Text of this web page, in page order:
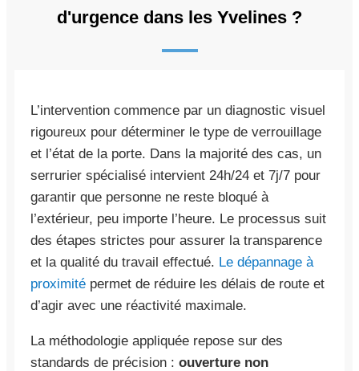
d'urgence dans les Yvelines ?
L’intervention commence par un diagnostic visuel
rigoureux pour déterminer le type de verrouillage
et l’état de la porte. Dans la majorité des cas, un
serrurier spécialisé intervient 24h/24 et 7j/7 pour
garantir que personne ne reste bloqué à
l’extérieur, peu importe l’heure. Le processus suit
des étapes strictes pour assurer la transparence
et la qualité du travail effectué. Le dépannage à
proximité permet de réduire les délais de route et
d’agir avec une réactivité maximale.
La méthodologie appliquée repose sur des
standards de précision : ouverture non